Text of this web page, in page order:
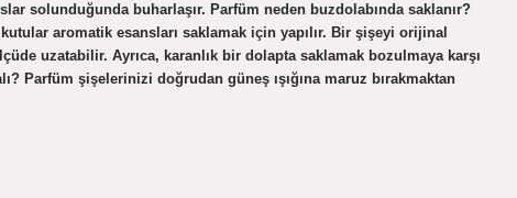
solunduğunda buharlaşır. Parfüm neden buzdolabında saklanır?
aromatik esansları saklamak için yapılır. Bir şişeyi orijinal
uzatabilir. Ayrıca, karanlık bir dolapta saklamak bozulmaya karşı
Parfüm şişelerinizi doğrudan güneş ışığına maruz bırakmaktan